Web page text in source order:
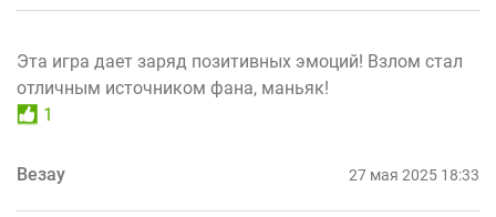
Эта игра дает заряд позитивных эмоций! Взлом стал
отличным источником фана, маньяк!
1
Везау 27 мая 2025 18:33